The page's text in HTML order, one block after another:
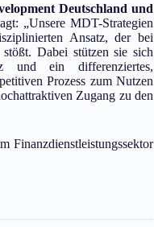
Deutschland und
„Unsere MDT-Strategien
Ansatz, der bei
Dabei stützen sie sich
und ein differenziertes,
Prozess zum Nutzen
Zugang zu den
Finanzdienstleistungssektor